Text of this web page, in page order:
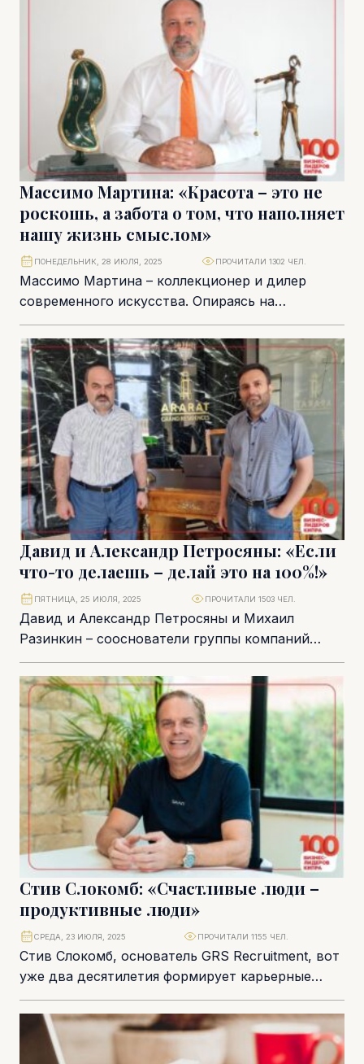
Массимо Мартина: «Красота – это не
роскошь, а забота о том, что наполняет
нашу жизнь смыслом»
Массимо Мартина – коллекционер и дилер
современного искусства. Опираясь на
многолетний опыт работы финансовым
директором одной из крупнейших коллекций
скульптур...
ПОНЕДЕЛЬНИК, 28 ИЮЛЯ, 2025 ПРОЧИТАЛИ 1302 ЧЕЛ.
Давид и Александр Петросяны: «Если
что-то делаешь – делай это на 100%!»
Давид и Александр Петросяны и Михаил
Разинкин – сооснователи группы компаний
CDA, которая сегодня занимает одну из
ведущих позиций на...
ПЯТНИЦА, 25 ИЮЛЯ, 2025 ПРОЧИТАЛИ 1503 ЧЕЛ.
Стив Слокомб: «Счастливые люди –
продуктивные люди»
Стив Слокомб, основатель GRS Recruitment, вот
уже два десятилетия формирует карьерные
пути и помогает компаниям находить ключевых
сотрудников. То, что...
СРЕДА, 23 ИЮЛЯ, 2025 ПРОЧИТАЛИ 1155 ЧЕЛ.